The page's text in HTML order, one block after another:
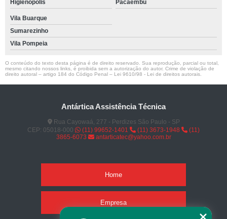
Higienópolis Pacaembu
Vila Buarque
Sumarezinho
Vila Pompeia
O conteúdo do texto desta página é de direito reservado. Sua reprodução, parcial ou total,
mesmo citando nossos links, é proibida sem a autorização do autor. Crime de violação de
direito autoral – artigo 184 do Código Penal – Lei 9610/98 - Lei de direitos autorais
Antártica Assistência Técnica
Rua Cayowaá, 277 - Perdizes São Paulo - SP
CEP: 05018-000
(11) 99652-1401 (11) 3673-1948
(11)
3865-6073
antarticatec@yahoo.com.br
Home
Empresa